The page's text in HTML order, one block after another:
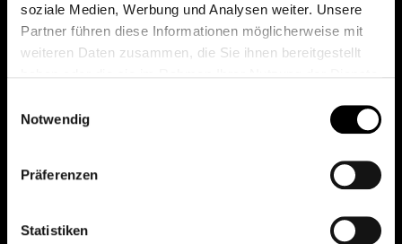
soziale Medien, Werbung und Analysen weiter. Unsere
Partner führen diese Informationen möglicherweise mit
weiteren Daten zusammen, die Sie ihnen bereitgestellt
Notwendig
Präferenzen
Statistiken
Das erste Depot in Österreich mit 0€ Kontoführung,
0€ Ausgabeaufschlag und 0€ Depotgebühren bei
knapp 2000 Fonds und 0€ Orderspesen.
All rights reserved.